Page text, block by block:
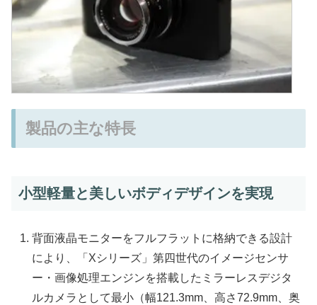
製品の主な特長
小型軽量と美しいボディデザインを実現
背面液晶モニターをフルフラットに格納できる設計
により、「Xシリーズ」第四世代のイメージセンサ
ー・画像処理エンジンを搭載したミラーレスデジタ
ルカメラとして最小（幅121.3mm、高さ72.9mm、奥